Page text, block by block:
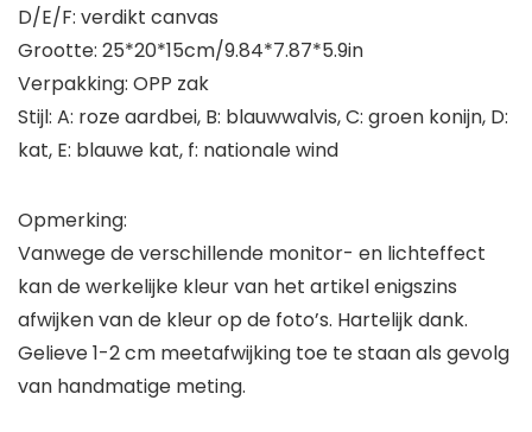
D/E/F: verdikt canvas
Grootte: 25*20*15cm/9.84*7.87*5.9in
Verpakking: OPP zak
Stijl: A: roze aardbei, B: blauwwalvis, C: groen konijn, D:
kat, E: blauwe kat, f: nationale wind
Opmerking:
Vanwege de verschillende monitor- en lichteffect
kan de werkelijke kleur van het artikel enigszins
afwijken van de kleur op de foto’s. Hartelijk dank.
Gelieve 1-2 cm meetafwijking toe te staan als gevolg
van handmatige meting.